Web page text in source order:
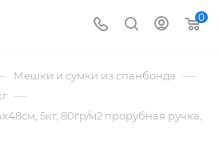
0
Мешки и сумки из спанбонда —
—
5кг, 80гр/м2 прорубная ручка,